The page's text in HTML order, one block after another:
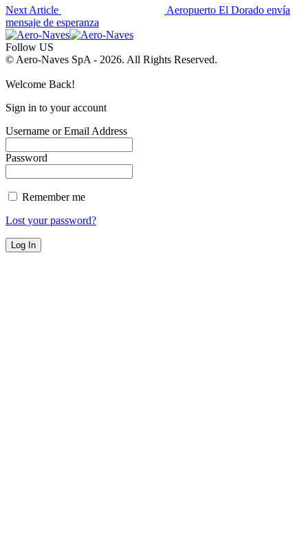
Next Article
Aeropuerto El Dorado envía
mensaje de esperanza
Follow US
© Aero-Naves SpA - 2026. All Rights Reserved.
Welcome Back!
Sign in to your account
Username or Email Address
Password
Remember me
Lost your password?